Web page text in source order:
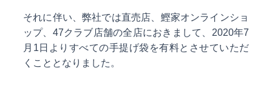
それに伴い、弊社では直売店、鰹家オンラインショ
ップ、47クラブ店舗の全店におきまして、2020年7
月1日よりすべての手提げ袋を有料とさせていただ
くこととなりました。